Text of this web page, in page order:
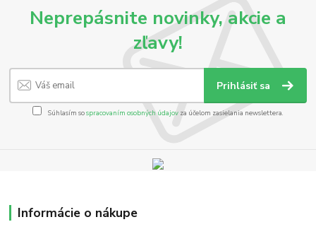
Neprepásnite novinky, akcie a
zľavy!
Prihlásiť sa
Súhlasím sospracovaním osobných údajov za účelom zasielania newslettera.
Informácie o nákupe